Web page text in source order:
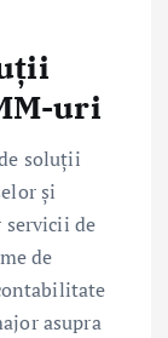
uri
soluții
și
servicii de
de
asupra